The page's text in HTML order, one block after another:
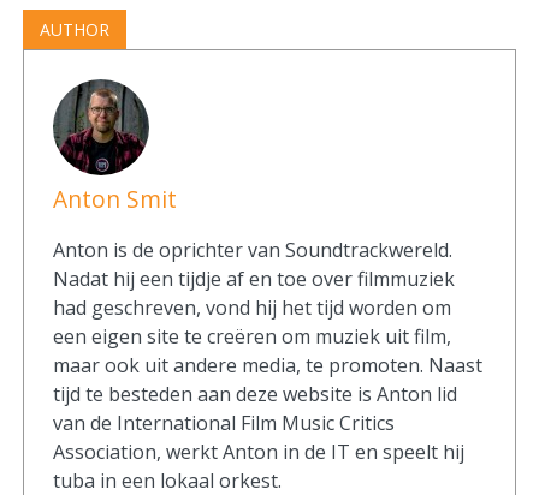
AUTHOR
Anton Smit
Anton is de oprichter van Soundtrackwereld.
Nadat hij een tijdje af en toe over filmmuziek
had geschreven, vond hij het tijd worden om
een eigen site te creëren om muziek uit film,
maar ook uit andere media, te promoten. Naast
tijd te besteden aan deze website is Anton lid
van de International Film Music Critics
Association, werkt Anton in de IT en speelt hij
tuba in een lokaal orkest.